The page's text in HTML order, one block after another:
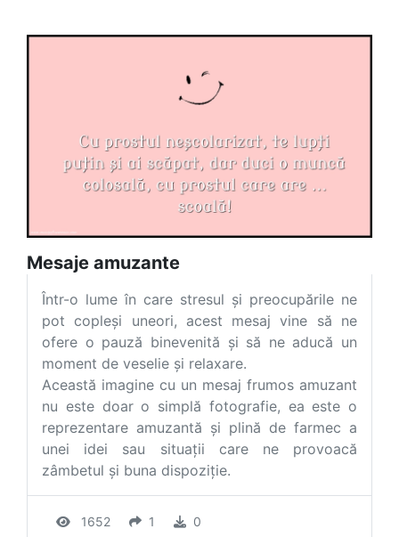
Mesaje amuzante
Într-o lume în care stresul și preocupările ne
pot copleși uneori, acest mesaj vine să ne
ofere o pauză binevenită și să ne aducă un
moment de veselie și relaxare.
Această imagine cu un mesaj frumos amuzant
nu este doar o simplă fotografie, ea este o
reprezentare amuzantă și plină de farmec a
unei idei sau situații care ne provoacă
zâmbetul și buna dispoziție.
1652 1 0